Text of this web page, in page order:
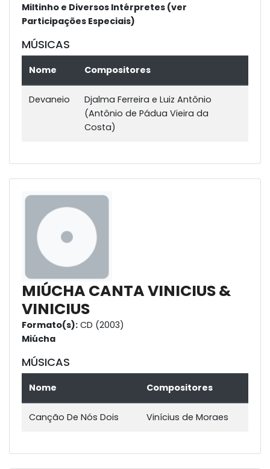
Miltinho e Diversos Intérpretes (ver
Participações Especiais)
MÚSICAS
Nome Compositores
Devaneio
Djalma Ferreira e Luiz Antônio
(Antônio de Pádua Vieira da
Costa)
MIÚCHA CANTA VINICIUS &
VINICIUS
Formato(s): CD (2003)
Miúcha
MÚSICAS
Nome Compositores
Canção De Nós Dois Vinícius de Moraes